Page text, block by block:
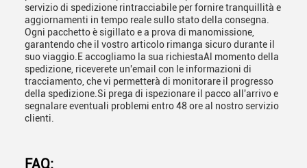
servizio di spedizione rintracciabile per fornire tranquillità e
aggiornamenti in tempo reale sullo stato della consegna.
Ogni pacchetto è sigillato e a prova di manomissione,
garantendo che il vostro articolo rimanga sicuro durante il
suo viaggio.E accogliamo la sua richiestaAl momento della
spedizione, riceverete un'email con le informazioni di
tracciamento, che vi permetterà di monitorare il progresso
della spedizione.Si prega di ispezionare il pacco all'arrivo e
segnalare eventuali problemi entro 48 ore al nostro servizio
clienti.
FAQ: